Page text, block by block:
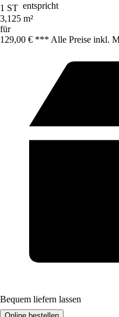
1 ST entspricht
3,125 m²
für
129,00 € *** Alle Preise inkl.
Bequem liefern lassen